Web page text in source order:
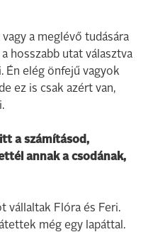
a meglévő tudására
hosszabb utat választva
Én elég önfejű vagyok
ez is csak azért van,
a számításod,
annak a csodának,
vállaltak Flóra és Feri.
még egy lapáttal.